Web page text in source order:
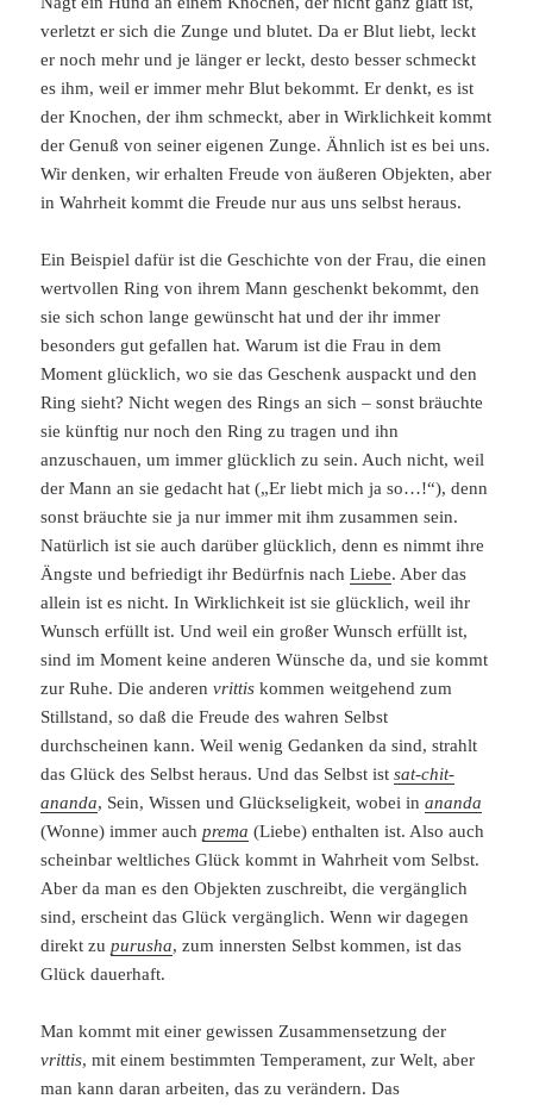
verletzt er sich die Zunge und blutet. Da er Blut liebt, leckt
er noch mehr und je länger er leckt, desto besser schmeckt
es ihm, weil er immer mehr Blut bekommt. Er denkt, es ist
der Knochen, der ihm schmeckt, aber in Wirklichkeit kommt
der Genuß von seiner eigenen Zunge. Ähnlich ist es bei uns.
Wir denken, wir erhalten Freude von äußeren Objekten, aber
in Wahrheit kommt die Freude nur aus uns selbst heraus.
Ein Beispiel dafür ist die Geschichte von der Frau, die einen
wertvollen Ring von ihrem Mann geschenkt bekommt, den
sie sich schon lange gewünscht hat und der ihr immer
besonders gut gefallen hat. Warum ist die Frau in dem
Moment glücklich, wo sie das Geschenk auspackt und den
Ring sieht? Nicht wegen des Rings an sich – sonst bräuchte
sie künftig nur noch den Ring zu tragen und ihn
anzuschauen, um immer glücklich zu sein. Auch nicht, weil
der Mann an sie gedacht hat („Er liebt mich ja so…!“), denn
sonst bräuchte sie ja nur immer mit ihm zusammen sein.
Natürlich ist sie auch darüber glücklich, denn es nimmt ihre
Ängste und befriedigt ihr Bedürfnis nachLiebe. Aber das
allein ist es nicht. In Wirklichkeit ist sie glücklich, weil ihr
Wunsch erfüllt ist. Und weil ein großer Wunsch erfüllt ist,
sind im Moment keine anderen Wünsche da, und sie kommt
zur Ruhe. Die anderenvrittis kommen weitgehend zum
Stillstand, so daß die Freude des wahren Selbst
durchscheinen kann. Weil wenig Gedanken da sind, strahlt
das Glück des Selbst heraus. Und das Selbst istsat-chit-
ananda, Sein, Wissen und Glückseligkeit, wobei inananda
(Wonne) immer auchprema (Liebe) enthalten ist. Also auch
scheinbar weltliches Glück kommt in Wahrheit vom Selbst.
Aber da man es den Objekten zuschreibt, die vergänglich
sind, erscheint das Glück vergänglich. Wenn wir dagegen
direkt zupurusha, zum innersten Selbst kommen, ist das
Glück dauerhaft.
Man kommt mit einer gewissen Zusammensetzung der
vrittis, mit einem bestimmten Temperament, zur Welt, aber
man kann daran arbeiten, das zu verändern. Das